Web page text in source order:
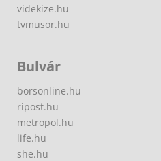
videkize.hu
tvmusor.hu
Bulvár
borsonline.hu
ripost.hu
metropol.hu
life.hu
she.hu